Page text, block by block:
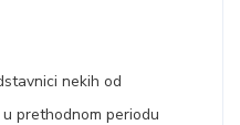
nekih od
prethodnom periodu